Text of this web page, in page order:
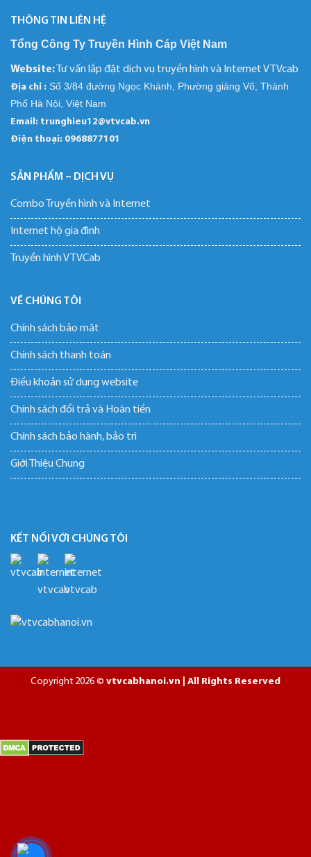
THÔNG TIN LIÊN HỆ
Tổng Công Ty Truyền Hình Cáp Việt Nam
Website: Tư vấn lắp đặt dịch vụ truyền hình và Internet VTVcab
Địa chỉ : Số 3/84 đường Ngọc Khánh, Phường giảng Võ, Thành
Phố Hà Nội, Việt Nam
Email: trunghieu12@vtvcab.vn
Điện thoại: 0968877101
SẢN PHẨM – DỊCH VỤ
Combo Truyền hình và Internet
Internet hộ gia đình
Truyền hình VTVCab
VỀ CHÚNG TÔI
Chính sách bảo mật
Chính sách thanh toán
Điều khoản sử dụng website
Chính sách đổi trả và Hoàn tiền
Chính sách bảo hành, bảo trì
Giới Thiệu Chung
KẾT NỐI VỚI CHÚNG TÔI
Copyright 2026 © vtvcabhanoi.vn | All Rights Reserved